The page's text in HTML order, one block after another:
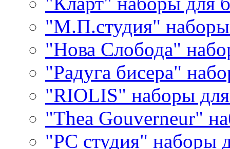
"М.П.студия"
"Нова Слобода"
"Радуга бисера"
"RIOLIS" наборы
"Thea Gouverneur"
"РС студия" наборы